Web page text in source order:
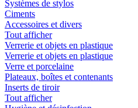
Systèmes de stylos
Ciments
Accessoires et divers
Tout afficher
Verrerie et objets en plastique
Verrerie et objets en plastique
Verre et porcelaine
Plateaux, boîtes et contenants
Inserts de tiroir
Tout afficher